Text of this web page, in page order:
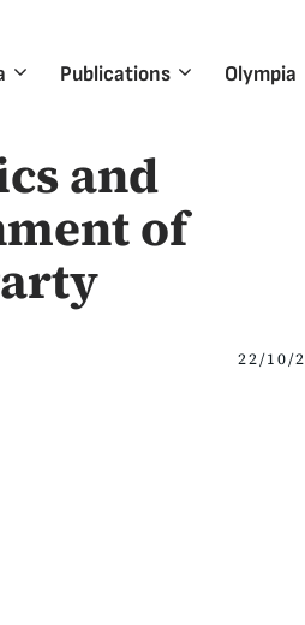
Publications Olympia
and
of
22/10/